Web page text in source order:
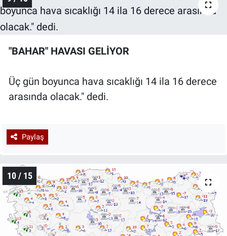
"BAHAR" HAVASI GELİYOR
Üç gün boyunca hava sıcaklığı 14 ila 16 derece
arasında olacak." dedi.
Paylaş
10 / 15